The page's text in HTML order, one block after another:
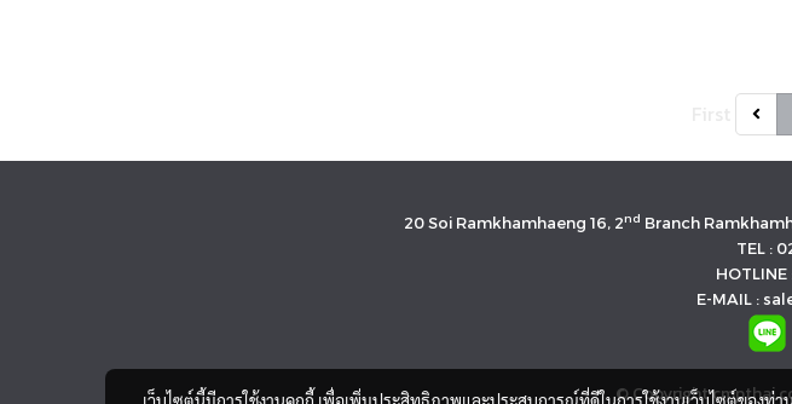
20 Soi Ramkhamhaeng 16, 2nd Branch
TEL :
E-MAIL :
© Copyright